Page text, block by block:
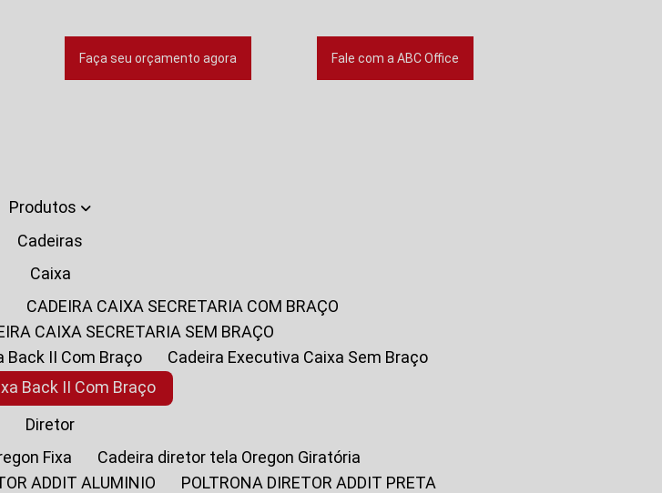
Faça seu orçamento agora Fale com a ABC Office
Produtos
Cadeiras
Caixa
CADEIRA CAIXA SECRETARIA COM BRAÇO
CAIXA SECRETARIA SEM BRAÇO
Back II Com Braço
Cadeira Executiva Caixa Sem Braço
Back II Com Braço
Diretor
Fixa
Cadeira diretor tela Oregon Giratória
ADDIT ALUMINIO
POLTRONA DIRETOR ADDIT PRETA